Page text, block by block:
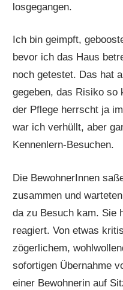
losgegangen.
Ich bin geimpft,
bevor ich das Haus
noch getestet. Das hat
gegeben, das Risiko so
der Pflege herrscht ja
war ich verhüllt, aber
Kennenlern-Besuchen.
Die BewohnerInnen
zusammen und
da zu Besuch kam. Sie
reagiert. Von etwas
zögerlichem,
sofortigen Übernahme
einer Bewohnerin auf